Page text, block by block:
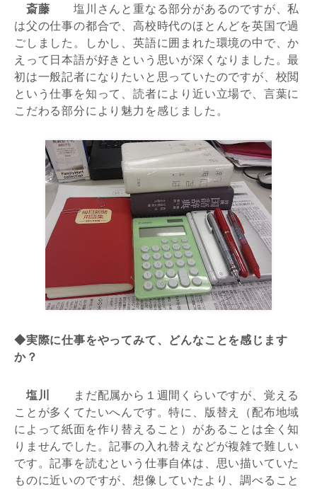
斎藤 塩川さんと重なる部分があるのですが、私
は父の仕事の都合で、高校時代のほとんどを英国で過
ごしました。しかし、英語に囲まれた環境の中で、か
えって日本語が好きという思いが深くなりました。最
初は一般記者になりたいと思っていたのですが、校閲
という仕事を知って、読者により近い立場で、言葉に
こだわる部分により魅力を感じました。
◆実際に仕事をやってみて、どんなことを感じます
か？
塩川
まだ配属から１週間くらいですが、覚える
ことが多くてたいへんです。特に、版替え（配布地域
によって紙面を作り替えること）があることは全く知
りませんでした。記事の入れ替えなどが複雑で難しい
です。記事を読むという仕事自体は、思い描いていた
ものに近いのですが、想像していたより、調べること